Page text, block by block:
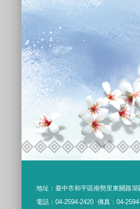
地址： 臺中市和平區南勢里東關路3
電話：04-2594-2420 傳真：04-